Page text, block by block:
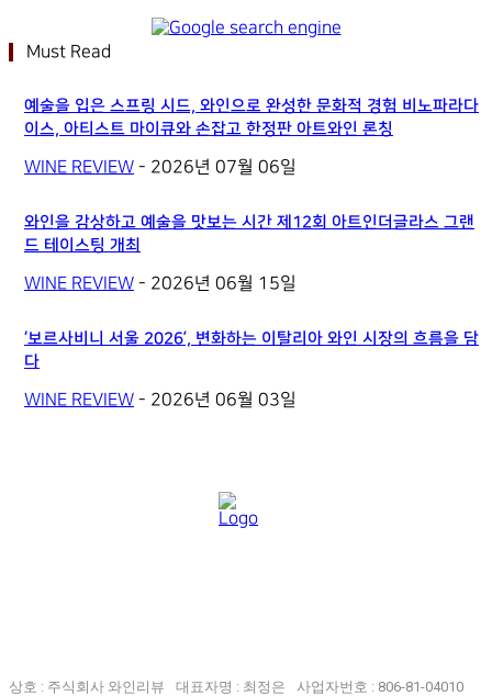
이번 행사는 이 캐치프레이즈에 충실했다. 초고가의 부르고뉴 그
랑...Must Read
예술을 입은 스프링 시드, 와인으로 완성한 문화적 경험 비노파라다
이스, 아티스트 마이큐와 손잡고 한정판 아트와인 론칭
WINE REVIEW - 2026년 07월 06일
와인을 감상하고 예술을 맛보는 시간 제12회 아트인더글라스 그랜
드 테이스팅 개최
WINE REVIEW - 2026년 06월 15일
‘보르사비니 서울 2026’, 변화하는 이탈리아 와인 시장의 흐름을 담
다
WINE REVIEW - 2026년 06월 03일
상호 : 주식회사 와인리뷰 대표자명 : 최정은
사업자번호 : 806-81-04010